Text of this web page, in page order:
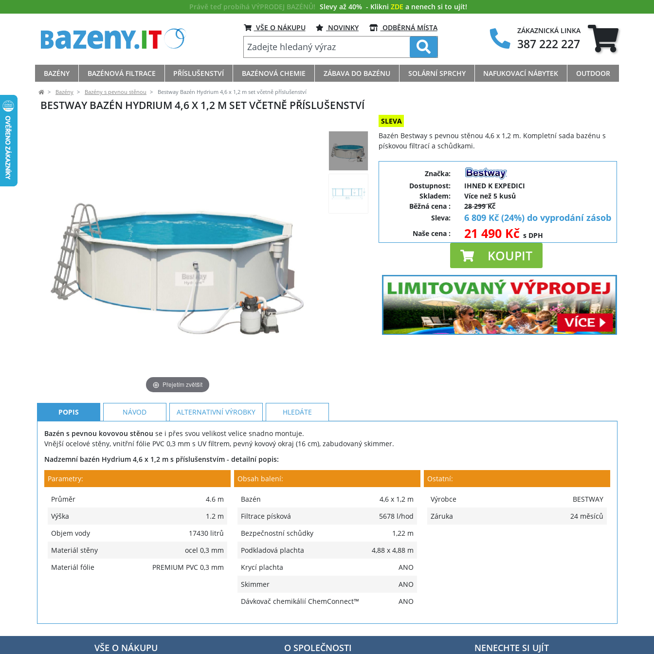
Právě teď probíhá VÝPRODEJ BAZÉNŮ! Slevy až 40% - Klikni ZDE a nenech si to ujít!
VŠE O NÁKUPU NOVINKY ODBĚRNÁ MÍSTA ZÁKAZNICKÁ LINKA
387 222 227
BAZÉNY BAZÉNOVÁ FILTRACE PŘÍSLUŠENSTVÍ BAZÉNOVÁ CHEMIE ZÁBAVA DO BAZÉNU SOLÁRNÍ SPRCHY NAFUKOVACÍ NÁBYTEK OUTDOOR
Bazény Bazény s pevnou stěnou Bestway Bazén Hydrium 4,6 x 1,2 m set včetně příslušenství
BESTWAY BAZÉN HYDRIUM 4,6 X 1,2 M SET VČETNĚ PŘÍSLUŠENSTVÍ
Přejetím zvětšit
SLEVA
Bazén Bestway s pevnou stěnou 4,6 x 1,2 m. Kompletní sada bazénu s
pískovou filtrací a schůdkami.
Značka:
Dostupnost:
IHNED K EXPEDICI
Skladem:
Více než 5 kusů
Běžná cena:
28 299 Kč
Sleva: 6 809 Kč (24%) do vyprodání zásob
Naše cena: 21 490 Kčs DPH
KOUPIT
POPIS NÁVOD ALTERNATIVNÍ VÝROBKY HLEDÁTE
Bazén s pevnou kovovou stěnou se i přes svou velikost velice snadno montuje.
Vnější ocelové stěny, vnitřní fólie PVC 0,3 mm s UV filtrem, pevný kovový okraj (16 cm), zabudovaný skimmer.
Nadzemní bazén Hydrium 4,6 x 1,2 m s příslušenstvím - detailní popis:
Parametry:
Průměr
4.6 m
Výška
1.2 m
Objem vody
17430 litrů
Materiál stěny
ocel 0,3 mm
Materiál fólie
PREMIUM PVC 0,3 mm
Obsah balení:
Bazén
4,6 x 1,2 m
Filtrace písková
5678 l/hod
Bezpečnostní schůdky
1,22 m
Podkladová plachta
4,88 x 4,88 m
Krycí plachta
ANO
Skimmer
ANO
Dávkovač chemikálií ChemConnect™
ANO
Ostatní:
Výrobce
BESTWAY
Záruka
24 měsíců
VŠE O NÁKUPU O SPOLEČNOSTI NENECHTE SI UJÍT